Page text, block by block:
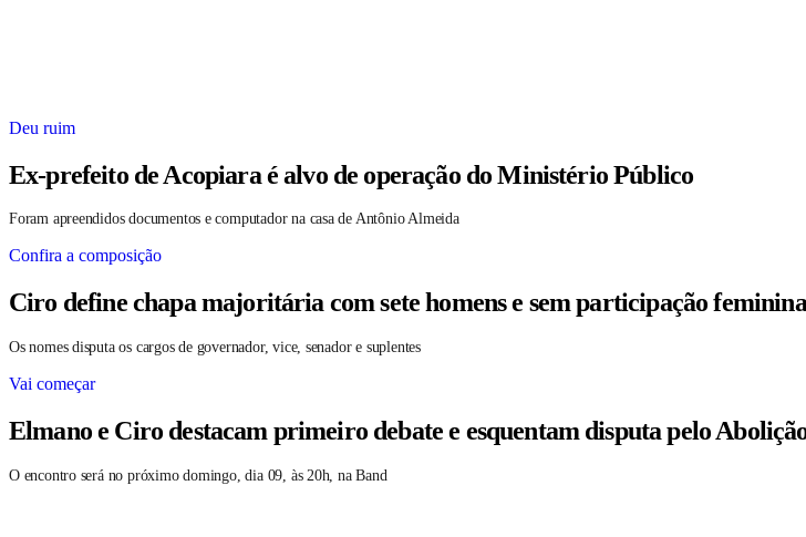
Deu ruim
Ex-prefeito de Acopiara é alvo de operação do Ministério Público
Foram apreendidos documentos e computador na casa de Antônio Almeida
Confira a composição
Ciro define chapa majoritária com sete homens e sem participação feminina
Os nomes disputa os cargos de governador, vice, senador e suplentes
Vai começar
Elmano e Ciro destacam primeiro debate e esquentam disputa pelo
O encontro será no próximo domingo, dia 09, às 20h, na Band